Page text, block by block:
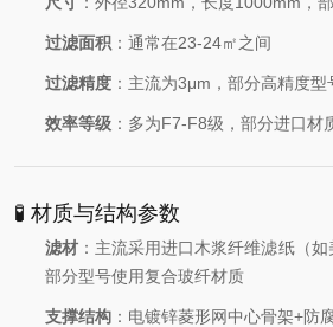
过滤面积 ：通常在23-24㎡之间
过滤精度 ：主流为3μm，部分高精度
效率等级 ：多为F7-F8级，部分进口材
🧪 材质与结构参数
滤材 ：主流采用进口木浆纤维滤纸（
部分型号使用复合玻纤材质
支撑结构 ：电镀锌菱形网中心骨架+防